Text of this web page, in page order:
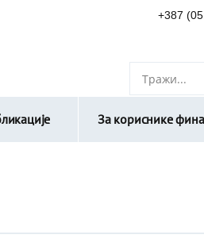
+387
За кориснике